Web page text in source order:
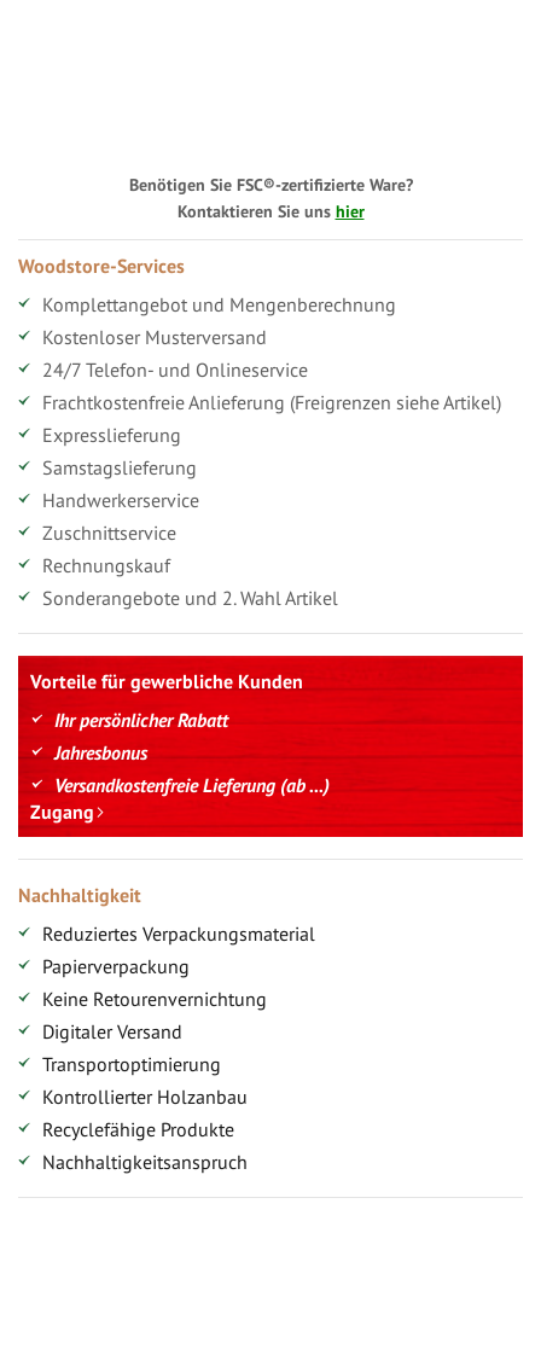
Benötigen Sie FSC®-zertifizierte Ware?
Kontaktieren Sie uns hier
Woodstore-Services
Komplettangebot und Mengenberechnung
Kostenloser Musterversand
24/7 Telefon- und Onlineservice
Frachtkostenfreie Anlieferung (Freigrenzen siehe Artikel)
Expresslieferung
Samstagslieferung
Handwerkerservice
Zuschnittservice
Rechnungskauf
Sonderangebote und 2. Wahl Artikel
Vorteile für gewerbliche Kunden
Ihr persönlicher Rabatt
Jahresbonus
Versandkostenfreie Lieferung (ab ...)
Zugang
Nachhaltigkeit
Reduziertes Verpackungsmaterial
Papierverpackung
Keine Retourenvernichtung
Digitaler Versand
Transportoptimierung
Kontrollierter Holzanbau
Recyclefähige Produkte
Nachhaltigkeitsanspruch